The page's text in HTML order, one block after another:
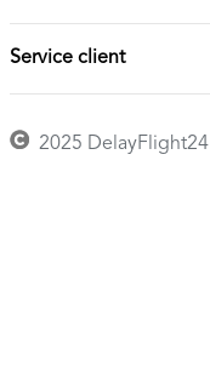
Service client
2025 DelayFlight24